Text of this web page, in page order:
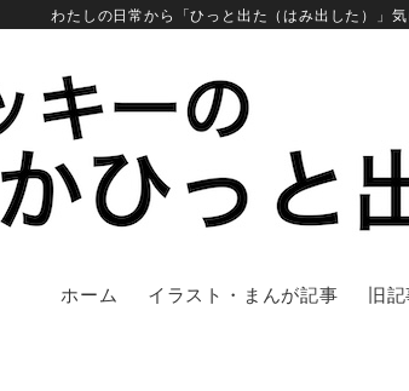
わたしの日常から「ひっと出た（はみ出した）」
ホーム イラスト・まんが記事 旧